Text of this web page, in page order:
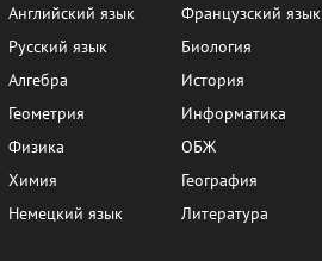
Английский язык
Русский язык
Алгебра
Геометрия
Физика
Химия
Немецкий язык
Французский язык
Биология
История
Информатика
ОБЖ
География
Литература